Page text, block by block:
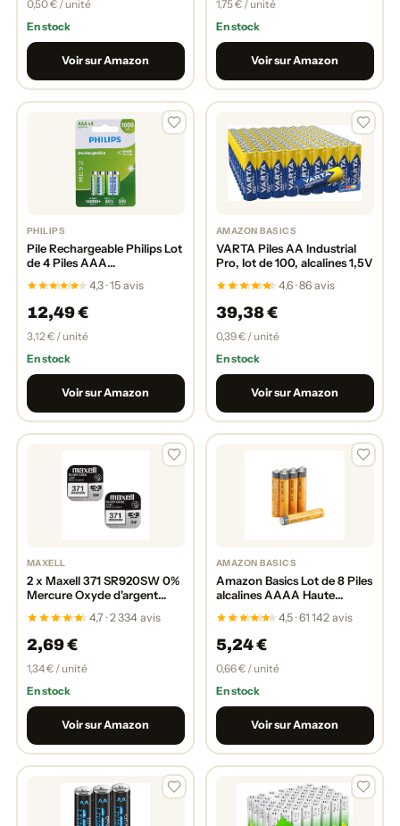
0,50 € / unité
En stock
Voir sur Amazon
1,75 € / unité
En stock
Voir sur Amazon
PHILIPS
Pile Rechargeable Philips Lot
de 4 Piles AAA
4,3 · 15 avis
12,49 €
3,12 € / unité
En stock
Voir sur Amazon
AMAZON BASICS
VARTA Piles AA Industrial
Pro, lot de 100, alcalines 1,5V
4,6 · 86 avis
39,38 €
0,39 € / unité
En stock
Voir sur Amazon
MAXELL
2 x Maxell 371 SR920SW 0%
Mercure Oxyde d'argent
4,7 · 2 334 avis
2,69 €
1,34 € / unité
En stock
Voir sur Amazon
AMAZON BASICS
Amazon Basics Lot de 8 Piles
alcalines AAAA Haute
Conservation de 3 Ans
4,5 · 61 142 avis
5,24 €
0,66 € / unité
En stock
Voir sur Amazon